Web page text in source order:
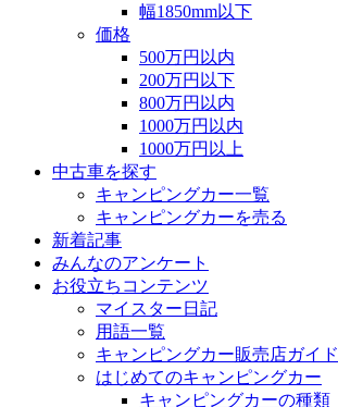
幅1850mm以下
価格
500万円以内
200万円以下
800万円以内
1000万円以内
1000万円以上
中古車を探す
キャンピングカー一覧
キャンピングカーを売る
新着記事
みんなのアンケート
お役立ちコンテンツ
マイスター日記
用語一覧
キャンピングカー販売店ガイド
はじめてのキャンピングカー
キャンピングカーの種類